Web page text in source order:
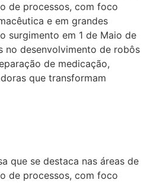
de processos, com foco
e em grandes
surgimento em 1 de Maio de
no desenvolvimento de robôs
de medicação,
que transformam
que se destaca nas áreas de
de processos, com foco